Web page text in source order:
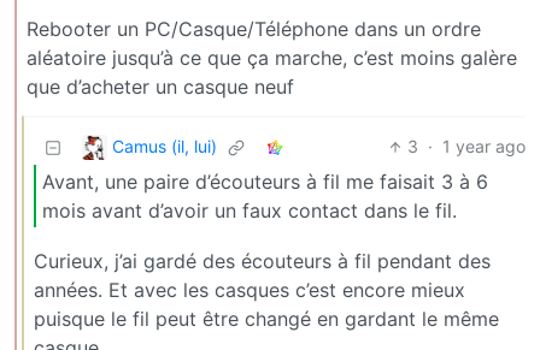
Rebooter un PC/Casque/Téléphone dans un ordre
aléatoire jusqu’à ce que ça marche, c’est moins galère
que d’acheter un casque neuf
Camus (il, lui) 3 · 1 year ago
Avant, une paire d’écouteurs à fil me faisait 3 à 6
mois avant d’avoir un faux contact dans le fil.
Curieux, j’ai gardé des écouteurs à fil pendant des
années. Et avec les casques c’est encore mieux
puisque le fil peut être changé en gardant le même